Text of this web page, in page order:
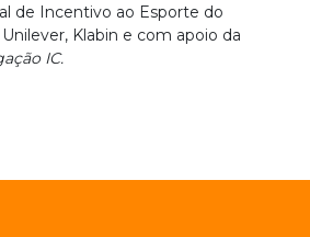
de Incentivo ao Esporte do
Klabin e com apoio da
IC.